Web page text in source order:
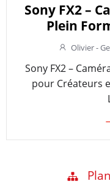
Sony FX2 –
Plein
Olivier -
Sony FX2 –
pour Créateurs